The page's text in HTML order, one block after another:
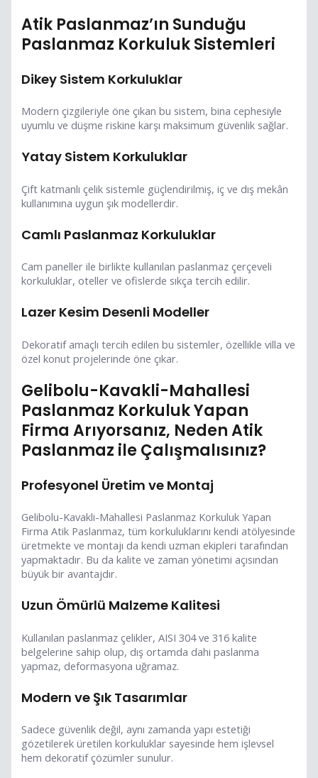
Atik Paslanmaz’ın Sunduğu
Paslanmaz Korkuluk Sistemleri
Dikey Sistem Korkuluklar
Modern çizgileriyle öne çıkan bu sistem, bina cephesiyle
uyumlu ve düşme riskine karşı maksimum güvenlik sağlar.
Yatay Sistem Korkuluklar
Çift katmanlı çelik sistemle güçlendirilmiş, iç ve dış mekân
kullanımına uygun şık modellerdir.
Camlı Paslanmaz Korkuluklar
Cam paneller ile birlikte kullanılan paslanmaz çerçeveli
korkuluklar, oteller ve ofislerde sıkça tercih edilir.
Lazer Kesim Desenli Modeller
Dekoratif amaçlı tercih edilen bu sistemler, özellikle villa ve
özel konut projelerinde öne çıkar.
Gelibolu-Kavakli-Mahallesi
Paslanmaz Korkuluk Yapan
Firma Arıyorsanız, Neden Atik
Paslanmaz ile Çalışmalısınız?
Profesyonel Üretim ve Montaj
Gelibolu-Kavakli-Mahallesi Paslanmaz Korkuluk Yapan
Firma Atik Paslanmaz, tüm korkuluklarını kendi atölyesinde
üretmekte ve montajı da kendi uzman ekipleri tarafından
yapmaktadır. Bu da kalite ve zaman yönetimi açısından
büyük bir avantajdır.
Uzun Ömürlü Malzeme Kalitesi
Kullanılan paslanmaz çelikler, AISI 304 ve 316 kalite
belgelerine sahip olup, dış ortamda dahi paslanma
yapmaz, deformasyona uğramaz.
Modern ve Şık Tasarımlar
Sadece güvenlik değil, aynı zamanda yapı estetiği
gözetilerek üretilen korkuluklar sayesinde hem işlevsel
hem dekoratif çözümler sunulur.